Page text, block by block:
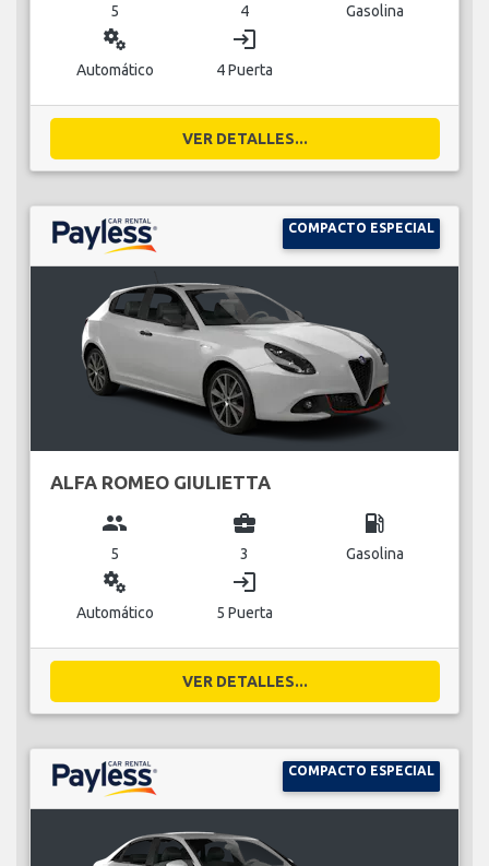
5 4 Gasolina
miscellaneous_services
Automático
login
4 Puerta
VER DETALLES...
COMPACTO ESPECIAL
ALFA ROMEO GIULIETTA
group
5
business_center
3
local_gas_station
Gasolina
miscellaneous_services
Automático
login
5 Puerta
VER DETALLES...
COMPACTO ESPECIAL